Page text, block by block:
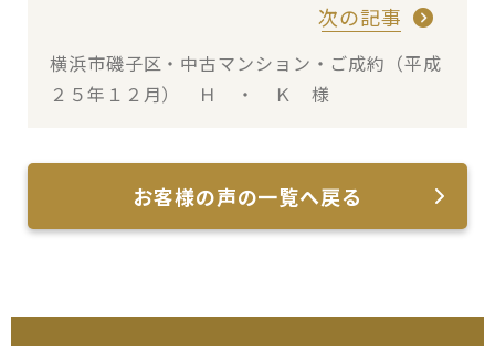
次の記事
横浜市磯子区・中古マンション・ご成約（平成
２５年１２月） Ｈ ・ Ｋ 様
お客様の声の一覧へ戻る